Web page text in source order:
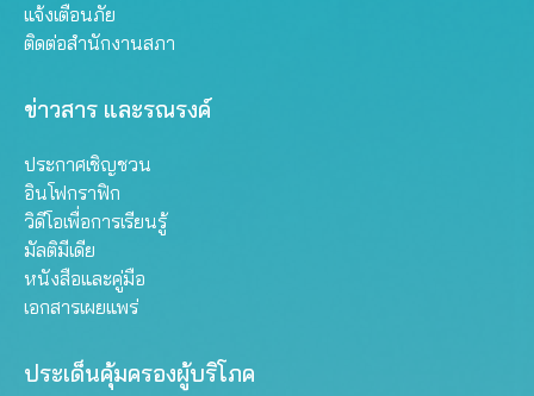
แจ้งเตือนภัย
ติดต่อสำนักงานสภา
ข่าวสาร และรณรงค์
ประกาศเชิญชวน
อินโฟกราฟิก
วิดีโอเพื่อการเรียนรู้
มัลติมีเดีย
หนังสือและคู่มือ
เอกสารเผยแพร่
ประเด็นคุ้มครองผู้บริโภค